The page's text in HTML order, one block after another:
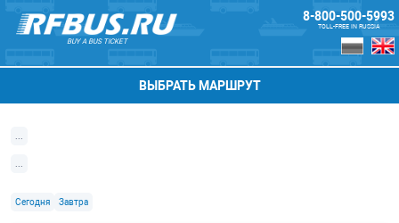
BUY A BUS TICKET
8-800-500-5993
TOLL-FREE IN RUSSIA
ВЫБРАТЬ МАРШРУТ
Сегодня Завтра